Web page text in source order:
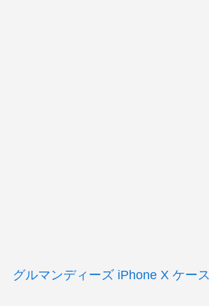
グルマンディーズ iPhone X ケース